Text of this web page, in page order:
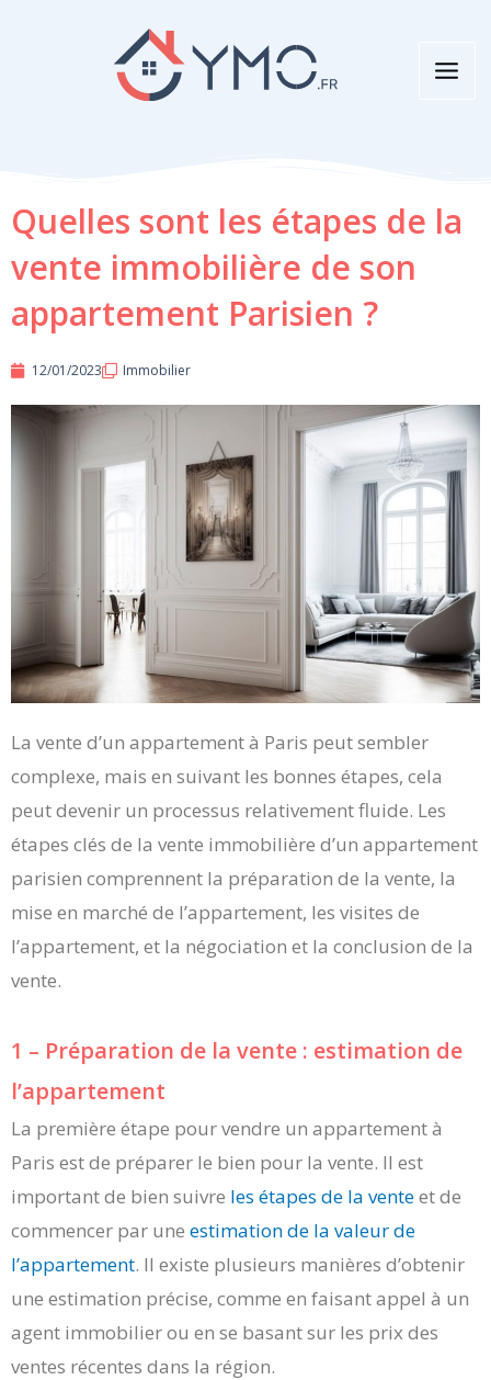
Quelles sont les étapes de la
vente immobilière de son
appartement Parisien ?
12/01/2023 Immobilier
La vente d’un appartement à Paris peut sembler
complexe, mais en suivant les bonnes étapes, cela
peut devenir un processus relativement fluide. Les
étapes clés de la vente immobilière d’un appartement
parisien comprennent la préparation de la vente, la
mise en marché de l’appartement, les visites de
l’appartement, et la négociation et la conclusion de la
vente.
1 – Préparation de la vente : estimation de
l’appartement
La première étape pour vendre un appartement à
Paris est de préparer le bien pour la vente. Il est
important de bien suivre les étapes de la venteet de
commencer par une estimation de la valeur de
l’appartement. Il existe plusieurs manières d’obtenir
une estimation précise, comme en faisant appel à un
agent immobilier ou en se basant sur les prix des
ventes récentes dans la région.